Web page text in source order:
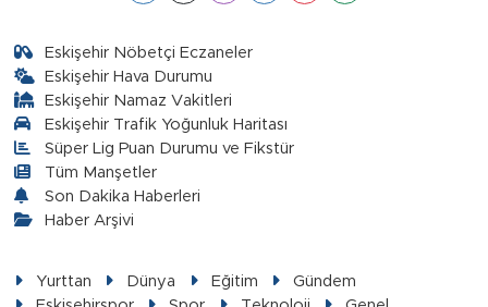
Eskişehir Nöbetçi Eczaneler
Eskişehir Hava Durumu
Eskişehir Namaz Vakitleri
Eskişehir Trafik Yoğunluk Haritası
Süper Lig Puan Durumu ve Fikstür
Tüm Manşetler
Son Dakika Haberleri
Haber Arşivi
Yurttan Dünya Eğitim
Gündem